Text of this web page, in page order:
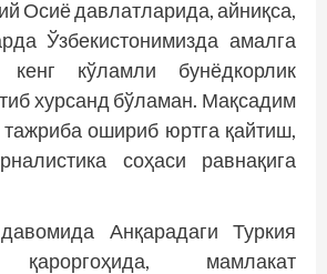
Осиё давлатларида, айниқса,
Ўзбекистонимизда амалга
кенг кўламли бунёдкорлик
хурсанд бўламан. Мақсадим
ошириб юртга қайтиш,
соҳаси равнақига
Анқарадаги Туркия
қароргоҳида, мамлакат